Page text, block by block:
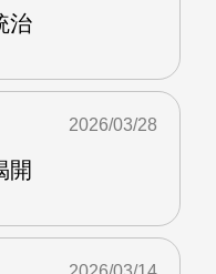
治
開
2026/03/28